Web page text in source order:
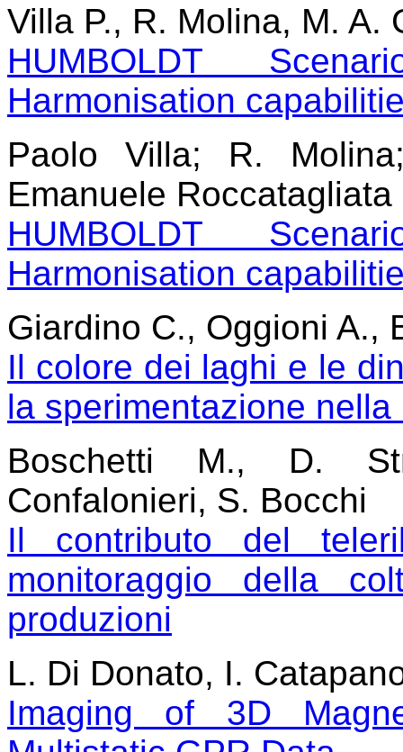
Villa P., R. Molina, M. A.
HUMBOLDT
Harmonisation
Paolo Villa; R.
Emanuele Roccatagliata
HUMBOLDT
Harmonisation
Giardino C., Oggioni A.,
Il colore dei laghi e le
la sperimentazione
Boschetti M., D.
Confalonieri, S. Bocchi
Il contributo del
monitoraggio della
produzioni
L. Di Donato, I.
Imaging of 3D